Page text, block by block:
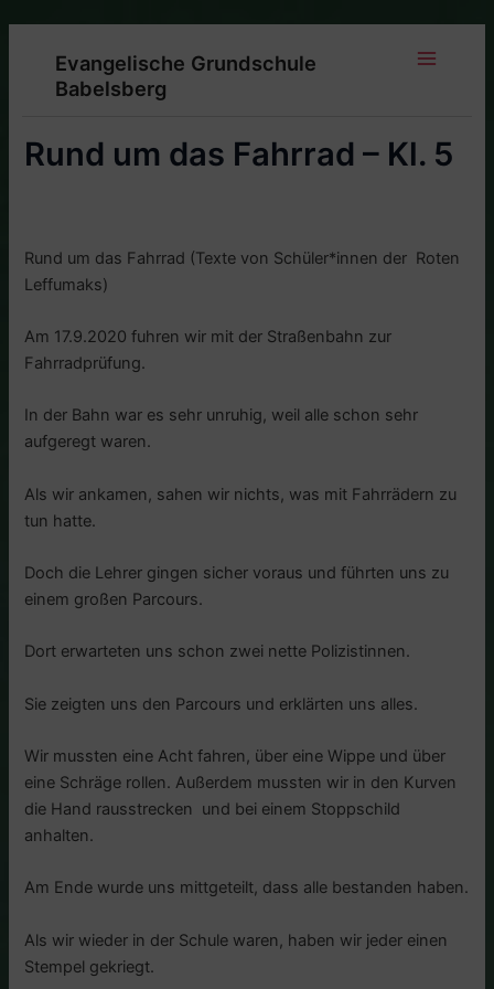
springenEvangelische Grundschule
Babelsberg
Rund um das Fahrrad – Kl. 5
Rund um das Fahrrad (Texte von Schüler*innen der Roten
Leffumaks)
Am 17.9.2020 fuhren wir mit der Straßenbahn zur
Fahrradprüfung.
In der Bahn war es sehr unruhig, weil alle schon sehr
aufgeregt waren.
Als wir ankamen, sahen wir nichts, was mit Fahrrädern zu
tun hatte.
Doch die Lehrer gingen sicher voraus und führten uns zu
einem großen Parcours.
Dort erwarteten uns schon zwei nette Polizistinnen.
Sie zeigten uns den Parcours und erklärten uns alles.
Wir mussten eine Acht fahren, über eine Wippe und über
eine Schräge rollen. Außerdem mussten wir in den Kurven
die Hand rausstrecken und bei einem Stoppschild
anhalten.
Am Ende wurde uns mittgeteilt, dass alle bestanden haben.
Als wir wieder in der Schule waren, haben wir jeder einen
Stempel gekriegt.